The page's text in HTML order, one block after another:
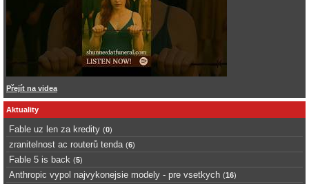
Přejít na videa
Aktuality
Fable uz len za kredity (0)
zranitelnost ac routerů tenda (6)
Fable 5 is back (5)
Anthropic vypol najvykonejsie modely - pre vsetkych (16)